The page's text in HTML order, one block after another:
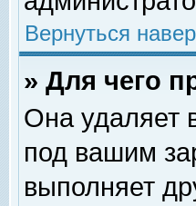
Вернуться
» Для чего
Она удаляет
под вашим
выполняет